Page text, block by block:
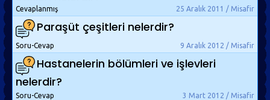
25 Aralık 2011 / Misafir
Cevaplanmış
Paraşüt çeşitleri nelerdir?
9 Aralık 2012 / Misafir
Soru-Cevap
Hastanelerin bölümleri ve işlevleri
nelerdir?
3 Mart 2012 / Misafir
Soru-Cevap